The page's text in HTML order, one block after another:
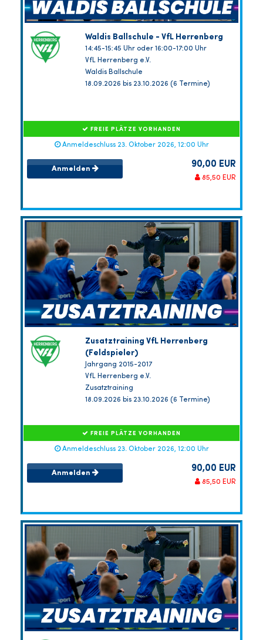
Waldis Ballschule - VfL Herrenberg
14:45-15:45 Uhr oder 16:00-17:00 Uhr
VfL Herrenberg e.V.
Waldis Ballschule
18.09.2026 bis 23.10.2026 (6 Termine)
FREIE PLÄTZE VORHANDEN
Anmeldeschluss 23. Oktober 2026, 12:00 Uhr
Anmelden 90,00 EUR
85,50 EUR
Zusatztraining VfL Herrenberg
(Feldspieler)
Jahrgang 2015-2017
VfL Herrenberg e.V.
Zusatztraining
18.09.2026 bis 23.10.2026 (6 Termine)
FREIE PLÄTZE VORHANDEN
Anmeldeschluss 23. Oktober 2026, 12:00 Uhr
Anmelden 90,00 EUR
85,50 EUR